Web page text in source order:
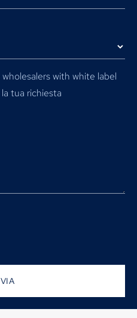
with white label
tua richiesta